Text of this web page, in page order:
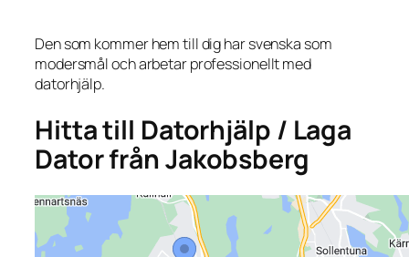
Den som kommer hem till dig har svenska som
modersmål och arbetar professionellt med
datorhjälp.
Hitta till Datorhjälp / Laga
Dator från Jakobsberg